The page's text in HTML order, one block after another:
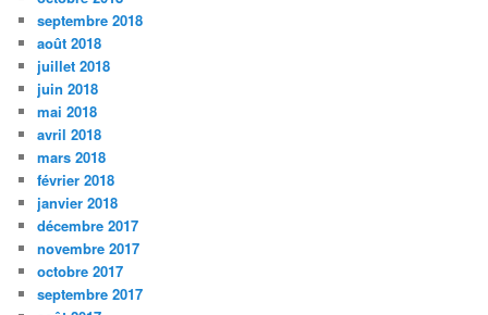
septembre 2018
août 2018
juillet 2018
juin 2018
mai 2018
avril 2018
mars 2018
février 2018
janvier 2018
décembre 2017
novembre 2017
octobre 2017
septembre 2017